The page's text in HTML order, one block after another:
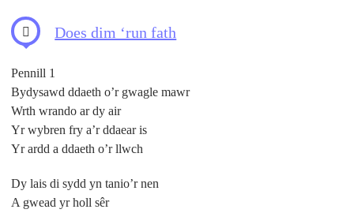
Does dim ‘run fath
Pennill 1
Bydysawd ddaeth o’r gwagle mawr
Wrth wrando ar dy air
Yr wybren fry a’r ddaear is
Yr ardd a ddaeth o’r llwch
Dy lais di sydd yn tanio’r nen
A gwead yr holl sêr